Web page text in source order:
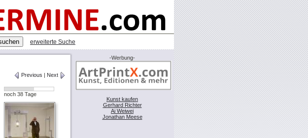
erweiterte Suche
Previous | Next
noch 38 Tage
-Werbung-
Kunst kaufen
Gerhard Richter
Ai Weiwei
Jonathan Meese